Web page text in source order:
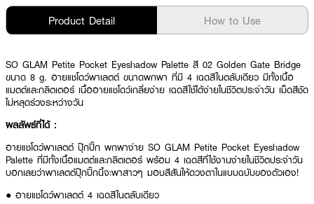
Product Detail How to Use
SO GLAM Petite Pocket Eyeshadow Palette สี 02 Golden Gate Bridge
ขนาด 8 g. อายแชโดว์พาเลตต์ ขนาดพกพา ที่มี 4 เฉดสีในตลับเดียว มีทั้งเนื้อ
แมตต์และกลิตเตอร์ เนื้ออายแชโดว์เกลี่ยง่าย เฉดสีใช้ได้ง่ายในชีวิตประจำวัน เม็ดสีชัด
ไม่หลุดร่วงระหว่างวัน
ผลลัพธ์ที่ได้ :
อายแชโดว์พาเลตต์ ปุ๊กปิ๊ก พกพาง่าย SO GLAM Petite Pocket Eyeshadow
Palette ที่มีทั้งเนื้อแมตต์และกลิตเตอร์ พร้อม 4 เฉดสีที่ใช้งานง่ายในชีวิตประจำวัน
บอกเลยว่าพาเลตต์ปุ๊กปิ๊กนี้จะพาสาวๆ มอบสีสันให้ดวงตาในแบบฉบับของตัวเอง!
● อายแชโดว์พาเลตต์ 4 เฉดสีในตลับเดียว